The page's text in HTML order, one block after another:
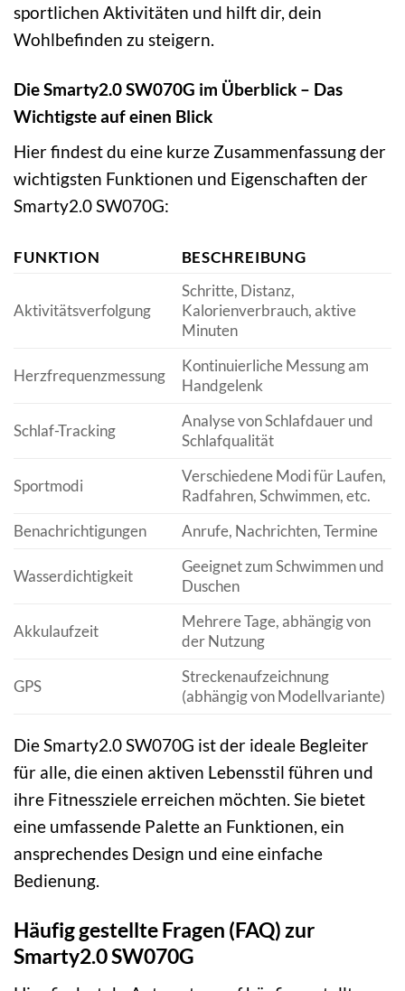
sportlichen Aktivitäten und hilft dir, dein
Wohlbefinden zu steigern.
Die Smarty2.0 SW070G im Überblick – Das
Wichtigste auf einen Blick
Hier findest du eine kurze Zusammenfassung der
wichtigsten Funktionen und Eigenschaften der
Smarty2.0 SW070G:
FUNKTION BESCHREIBUNG
Aktivitätsverfolgung
Schritte, Distanz,
Kalorienverbrauch, aktive
Minuten
Herzfrequenzmessung
Kontinuierliche Messung am
Handgelenk
Schlaf-Tracking
Analyse von Schlafdauer und
Schlafqualität
Sportmodi
Verschiedene Modi für Laufen,
Radfahren, Schwimmen, etc.
Benachrichtigungen
Anrufe, Nachrichten, Termine
Wasserdichtigkeit
Geeignet zum Schwimmen und
Duschen
Akkulaufzeit
Mehrere Tage, abhängig von
der Nutzung
GPS
Streckenaufzeichnung
(abhängig von Modellvariante)
Die Smarty2.0 SW070G ist der ideale Begleiter
für alle, die einen aktiven Lebensstil führen und
ihre Fitnessziele erreichen möchten. Sie bietet
eine umfassende Palette an Funktionen, ein
ansprechendes Design und eine einfache
Bedienung.
Häufig gestellte Fragen (FAQ) zur
Smarty2.0 SW070G